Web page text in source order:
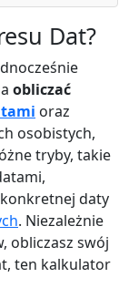
Dat?
obliczać
oraz
osobistych,
tryby, takie
daty
. Niezależnie
obliczasz swój
ten kalkulator